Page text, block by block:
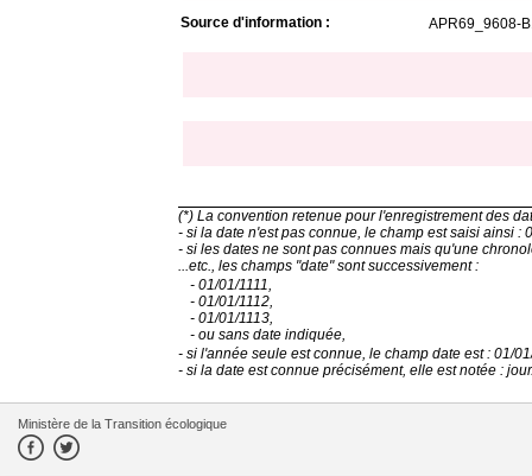
Source d'information : APR69_9608-
(*) La convention retenue pour l'enregistrement des
- si la date n'est pas connue, le champ est saisi ainsi :
- si les dates ne sont pas connues mais qu'une
...etc., les champs "date" sont successivement :
- 01/01/1111,
- 01/01/1112,
- 01/01/1113,
- ou sans date indiquée,
- si l'année seule est connue, le champ date est : 01/
- si la date est connue précisément, elle est notée :
Ministère de la Transition écologique